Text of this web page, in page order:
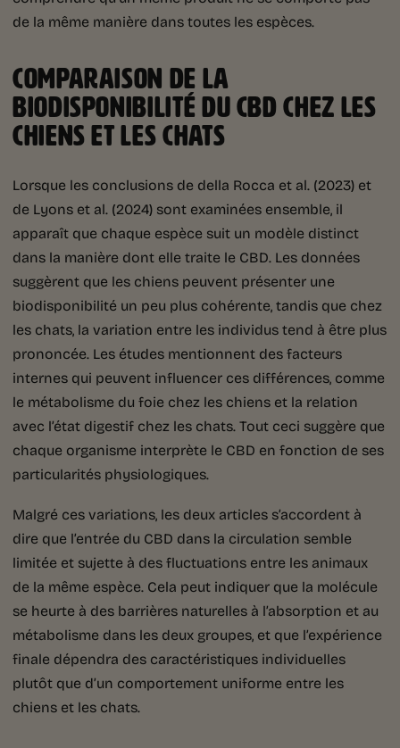
de la même manière dans toutes les espèces.
COMPARAISON DE LA
BIODISPONIBILITÉ DU CBD CHEZ LES
CHIENS ET LES CHATS
Lorsque les conclusions de della Rocca et al. (2023) et
de Lyons et al. (2024) sont examinées ensemble, il
apparaît que chaque espèce suit un modèle distinct
dans la manière dont elle traite le CBD. Les données
suggèrent que les chiens peuvent présenter une
biodisponibilité un peu plus cohérente, tandis que chez
les chats, la variation entre les individus tend à être plus
prononcée. Les études mentionnent des facteurs
internes qui peuvent influencer ces différences, comme
le métabolisme du foie chez les chiens et la relation
avec l’état digestif chez les chats. Tout ceci suggère que
chaque organisme interprète le CBD en fonction de ses
particularités physiologiques.
Malgré ces variations, les deux articles s’accordent à
dire que l’entrée du CBD dans la circulation semble
limitée et sujette à des fluctuations entre les animaux
de la même espèce. Cela peut indiquer que la molécule
se heurte à des barrières naturelles à l’absorption et au
métabolisme dans les deux groupes, et que l’expérience
finale dépendra des caractéristiques individuelles
plutôt que d’un comportement uniforme entre les
chiens et les chats.